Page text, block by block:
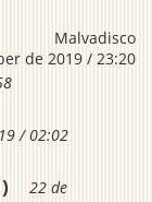
Malvadisco
de 2019 / 23:20
/ 02:02
22 de